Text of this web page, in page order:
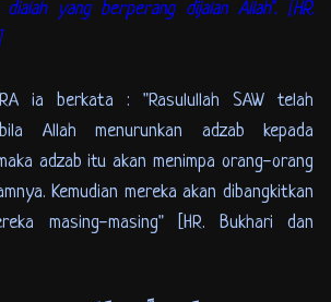
yang berperang dijalan Allah". [HR.
ia berkata : "Rasulullah SAW telah
Allah menurunkan adzab kepada
adzab itu akan menimpa orang-orang
Kemudian mereka akan dibangkitkan
masing-masing" [HR. Bukhari dan